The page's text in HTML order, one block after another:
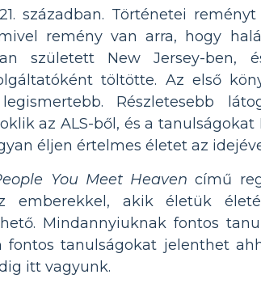
században. Történetei
remény van arra, hogy
született New Jersey-ben,
töltötte. Az első
Részletesebb
az ALS-ből, és a
éljen értelmes életet az
You Meet Heaven című
emberekkel, akik életük
Mindannyiuknak fontos
tanulságokat jelenthet
itt vagyunk.